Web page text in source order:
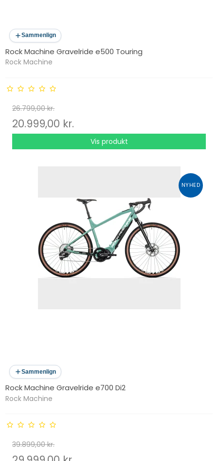
Sammenlign
Rock Machine Gravelride e500 Touring
Rock Machine
26.799,00 kr.
20.999,00 kr.
Vis produkt
NYHED
Sammenlign
Rock Machine Gravelride e700 Di2
Rock Machine
39.899,00 kr.